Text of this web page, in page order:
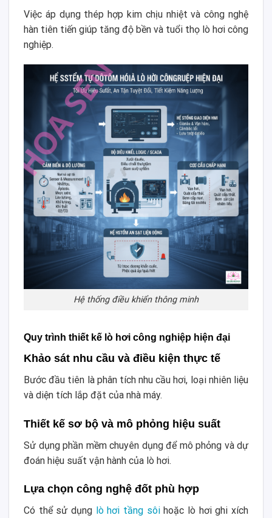
Việc áp dụng thép hợp kim chịu nhiệt và công nghệ
hàn tiên tiến giúp tăng độ bền và tuổi thọ lò hơi công
nghiệp.
Hệ thống điều khiển thông minh
Quy trình thiết kế lò hơi công nghiệp hiện đại
Khảo sát nhu cầu và điều kiện thực tế
Bước đầu tiên là phân tích nhu cầu hơi, loại nhiên liệu
và diện tích lắp đặt của nhà máy.
Thiết kế sơ bộ và mô phỏng hiệu suất
Sử dụng phần mềm chuyên dụng để mô phỏng và dự
đoán hiệu suất vận hành của lò hơi.
Lựa chọn công nghệ đốt phù hợp
Có thể sử dụng lò hơi tầng sôihoặc lò hơi ghi xích